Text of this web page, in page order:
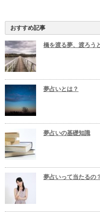
おすすめ記事
橋を渡る夢、渡ろう
夢占いとは？
夢占いの基礎知識
夢占いって当たるの